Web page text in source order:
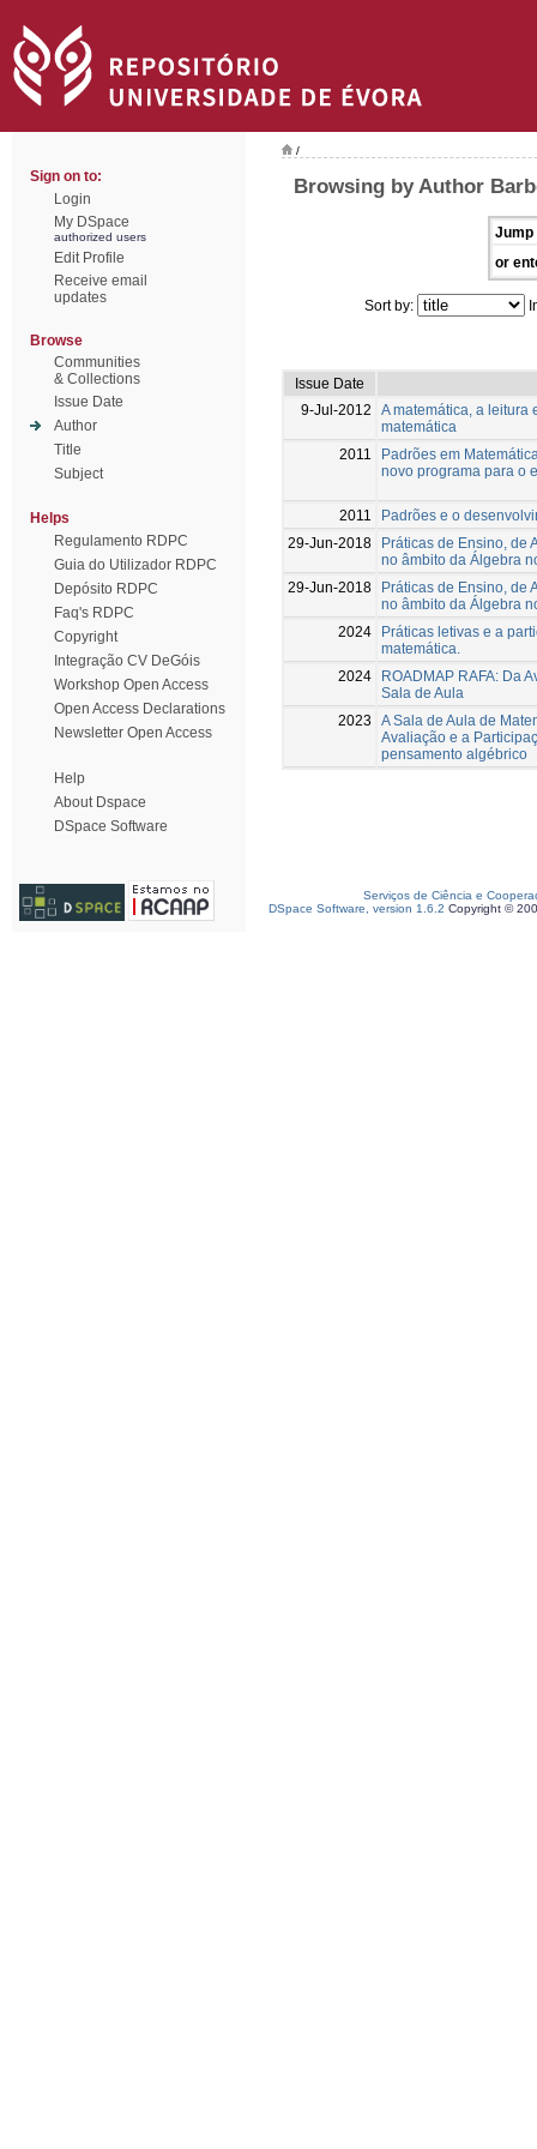
Sign on to:
Login
My DSpace
authorized users
Edit Profile
Receive email
updates
Browse
Communities
& Collections
Issue Date
Author
Title
Subject
Helps
Regulamento RDPC
Guia do Utilizador RDPC
Depósito RDPC
Faq's RDPC
Copyright
Integração CV DeGóis
Workshop Open Access
Open Access Declarations
Newsletter Open Access
Help
About Dspace
DSpace Software
/
Browsing by Author
Jump
or
Sort by:
Issue Date
9-Jul-2012
A matemática, a leitura
matemática
2011
Padrões em
novo programa para o
2011
Padrões e o
29-Jun-2018
Práticas de Ensino, de
no âmbito da Álgebra
29-Jun-2018
Práticas de Ensino, de
no âmbito da Álgebra
2024
Práticas letivas e a
matemática.
2024
ROADMAP RAFA: Da
Sala de Aula
2023
A Sala de Aula de
Avaliação e a
pensamento algébrico
Serviços de Ciência e
DSpace Software, version 1.6.2 Copyright ©